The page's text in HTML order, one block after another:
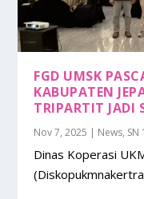
FGD UMSK
KABUPATEN
TRIPARTIT JADI
Nov 7, 2025 | News, SN
Dinas Koperasi